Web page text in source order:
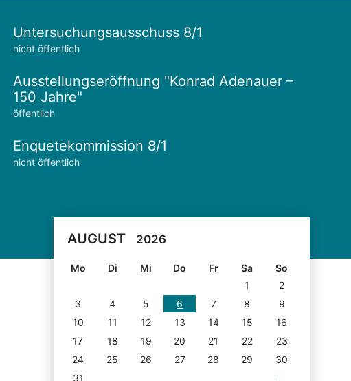
Untersuchungsausschuss 8/1
nicht öffentlich
Ausstellungseröffnung "Konrad Adenauer –
150 Jahre"
öffentlich
Enquetekommission 8/1
nicht öffentlich
AUGUST 2026
Mo Di Mi Do Fr Sa
So
1
2
3
4 5 6 7 8
9
10
11 12 13 14 15
16
17
18 19 20 21 22
23
24
25 26 27 28 29
30
31